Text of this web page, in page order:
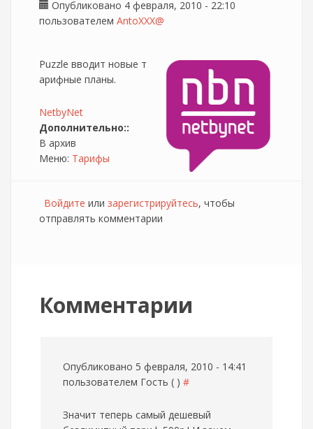
Опубликовано 4 февраля, 2010 - 22:10
пользователем AntoXXX@
Puzzle вводит новые т
арифные планы.
NetbyNet
Дополнительно::
В архив
Меню: Тарифы
Войдите или зарегистрируйтесь, чтобы
отправлять комментарии
Комментарии
Опубликовано 5 февраля, 2010 - 14:41
пользователем Гость ( ) #
Значит теперь самый дешевый